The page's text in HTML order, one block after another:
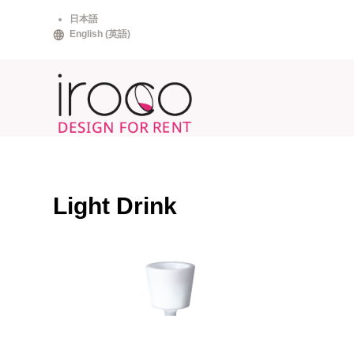
日本語
English (英語)
Light Drink